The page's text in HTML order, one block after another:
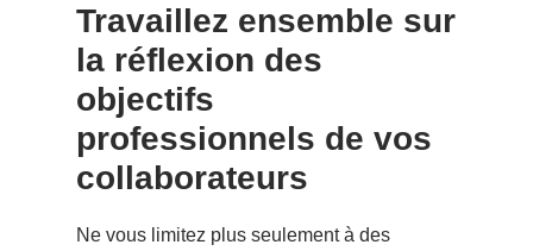
Travaillez ensemble sur
la réflexion des
objectifs
professionnels de vos
collaborateurs
Ne vous limitez plus seulement à des